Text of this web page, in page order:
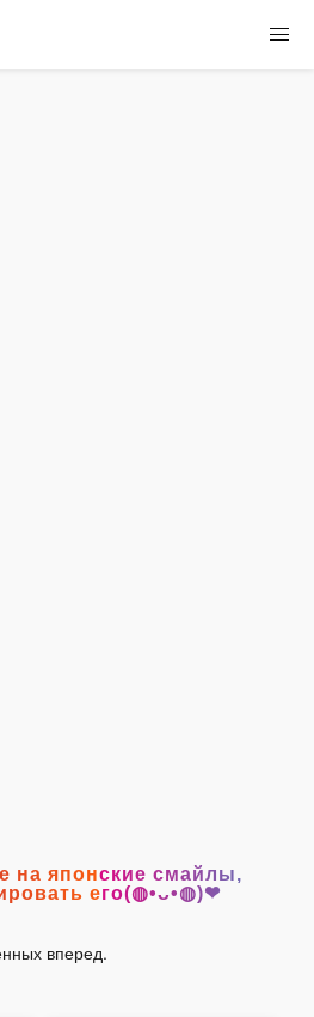
на японские смайлы,
его(◍•ᴗ•◍)❤
вперед.